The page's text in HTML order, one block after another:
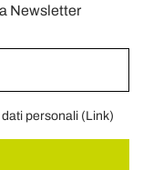
Newsletter
personali (Link)